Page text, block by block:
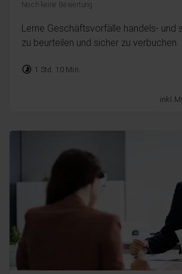
Noch keine Bewertung
Lerne Geschäftsvorfälle handels- und
zu beurteilen und sicher zu verbuchen.
timelapse 1 Std. 10 Min.
inkl.